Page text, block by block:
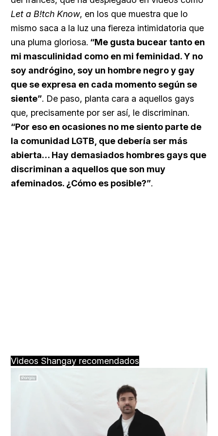
Let a B!tch Know, en los que muestra que lo
mismo saca a la luz una fiereza intimidatoria que
una pluma gloriosa. “Me gusta bucear tanto en
mi masculinidad como en mi feminidad. Y no
soy andrógino, soy un hombre negro y gay
que se expresa en cada momento según se
siente”. De paso, planta cara a aquellos gays
que, precisamente por ser así, le discriminan.
“Por eso en ocasiones no me siento parte de
la comunidad LGTB, que debería ser más
abierta… Hay demasiados hombres gays que
discriminan a aquellos que son muy
afeminados. ¿Cómo es posible?”.
Videos Shangay recomendados